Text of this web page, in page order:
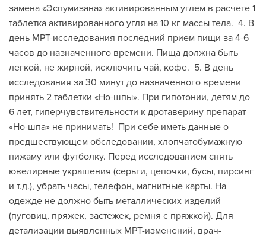
замена «Эспумизана» активированным углем в расчете 1
таблетка активированного угля на 10 кг массы тела. 4. В
день МРТ-исследования последний прием пищи за 4-6
часов до назначенного времени. Пища должна быть
легкой, не жирной, исключить чай, кофе. 5. В день
исследования за 30 минут до назначенного времени
принять 2 таблетки «Но-шпы». При гипотонии, детям до
6 лет, гиперчувствительности к дротаверину препарат
«Но-шпа» не принимать! При себе иметь данные о
предшествующем обследовании, хлопчатобумажную
пижаму или футболку. Перед исследованием снять
ювелирные украшения (серьги, цепочки, бусы, пирсинг
и т.д.), убрать часы, телефон, магнитные карты. На
одежде не должно быть металлических изделий
(пуговиц, пряжек, застежек, ремня с пряжкой). Для
детализации выявленных МРТ-изменений, врач-